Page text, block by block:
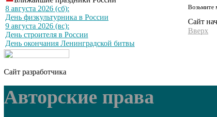
8 августа 2026 (сб):
День физкультурника в России
9 августа 2026 (вс):
День строителя в России
День окончания Ленинградской битвы
Возьмите
Сайт
Вверх
Сайт разработчика
Авторские права